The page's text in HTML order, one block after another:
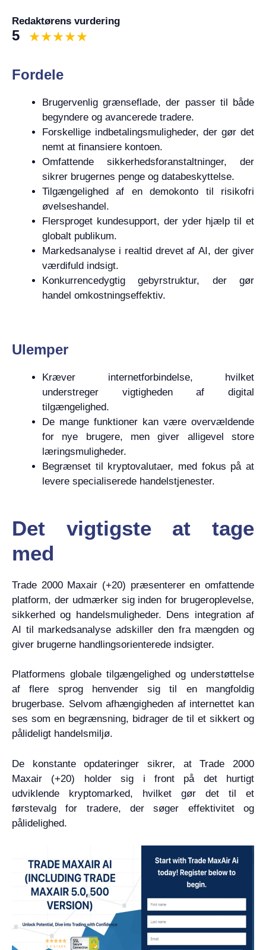
Redaktørens vurdering
5
Fordele
Brugervenlig grænseflade, der passer til både
begyndere og avancerede tradere.
Forskellige indbetalingsmuligheder, der gør det
nemt at finansiere kontoen.
Omfattende sikkerhedsforanstaltninger, der
sikrer brugernes penge og databeskyttelse.
Tilgængelighed af en demokonto til risikofri
øvelseshandel.
Flersproget kundesupport, der yder hjælp til et
globalt publikum.
Markedsanalyse i realtid drevet af AI, der giver
værdifuld indsigt.
Konkurrencedygtig gebyrstruktur, der gør
handel omkostningseffektiv.
Ulemper
Kræver internetforbindelse, hvilket
understreger vigtigheden af digital
tilgængelighed.
De mange funktioner kan være overvældende
for nye brugere, men giver alligevel store
læringsmuligheder.
Begrænset til kryptovalutaer, med fokus på at
levere specialiserede handelstjenester.
Det vigtigste at tage
med
Trade 2000 Maxair (+20) præsenterer en omfattende
platform, der udmærker sig inden for brugeroplevelse,
sikkerhed og handelsmuligheder. Dens integration af
AI til markedsanalyse adskiller den fra mængden og
giver brugerne handlingsorienterede indsigter.
Platformens globale tilgængelighed og understøttelse
af flere sprog henvender sig til en mangfoldig
brugerbase. Selvom afhængigheden af internettet kan
ses som en begrænsning, bidrager de til et sikkert og
pålideligt handelsmiljø.
De konstante opdateringer sikrer, at Trade 2000
Maxair (+20) holder sig i front på det hurtigt
udviklende kryptomarked, hvilket gør det til et
førstevalg for tradere, der søger effektivitet og
pålidelighed.